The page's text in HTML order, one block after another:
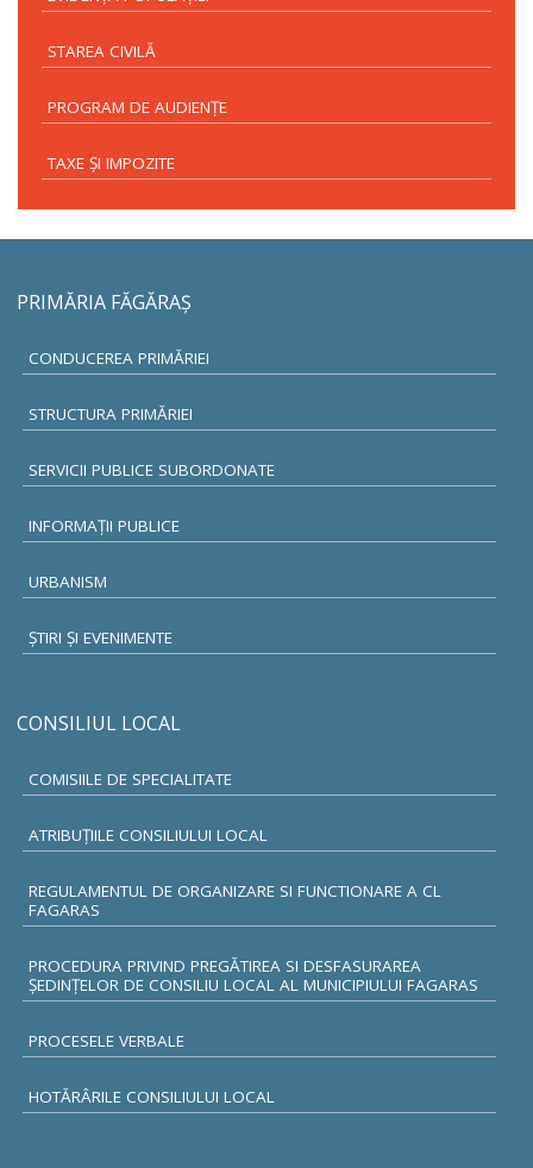
STAREA CIVILĂ
PROGRAM DE AUDIENŢE
TAXE ŞI IMPOZITE
PRIMĂRIA FĂGĂRAŞ
CONDUCEREA PRIMĂRIEI
STRUCTURA PRIMĂRIEI
SERVICII PUBLICE SUBORDONATE
INFORMAŢII PUBLICE
URBANISM
ŞTIRI ŞI EVENIMENTE
CONSILIUL LOCAL
COMISIILE DE SPECIALITATE
ATRIBUŢIILE CONSILIULUI LOCAL
REGULAMENTUL DE ORGANIZARE SI FUNCTIONARE A CL
FAGARAS
PROCEDURA PRIVIND PREGĂTIREA SI DESFASURAREA
ȘEDINȚELOR DE CONSILIU LOCAL AL MUNICIPIULUI FAGARAS
PROCESELE VERBALE
HOTĂRÂRILE CONSILIULUI LOCAL